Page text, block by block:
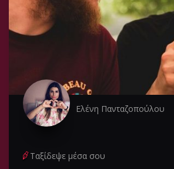
Ελένη Πανταζοπούλου
Ταξίδεψε μέσα σου